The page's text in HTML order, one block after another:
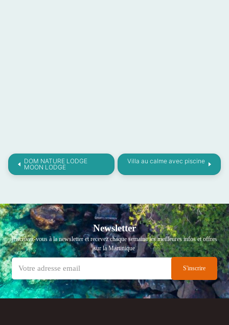
DOM NATURE LODGE
MOON LODGE
Villa au calme avec piscine
Newsletter
Inscrivez-vous à la newsletter et recevez chaque semaine les meilleures infos et offres
sur la Martinique